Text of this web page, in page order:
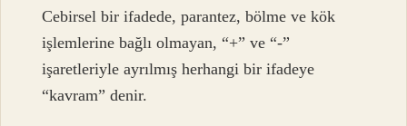
Cebirsel bir ifadede, parantez, bölme ve kök
işlemlerine bağlı olmayan, “+” ve “-”
işaretleriyle ayrılmış herhangi bir ifadeye
“kavram” denir.